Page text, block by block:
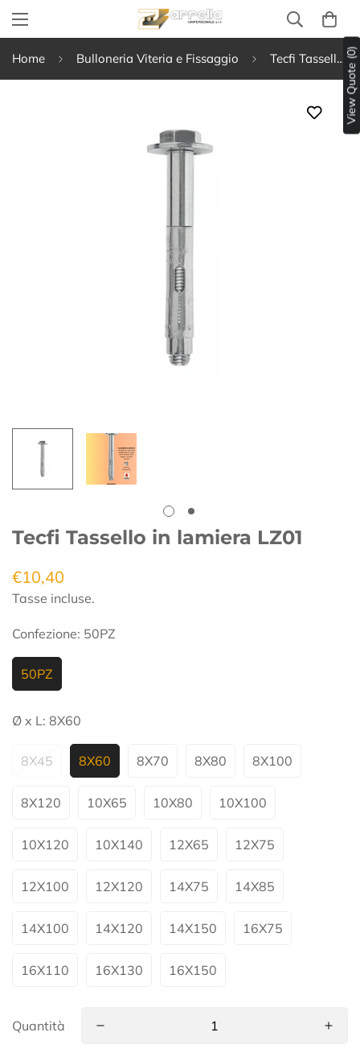
Home Bulloneria Viteria e Fissaggio Tecfi Tassello in lamiera LZ01
Tecfi Tassello in lamiera LZ01
Prezzo
regolare
€10,40
Tasse incluse.
Confezione: 50PZ
50PZ
Ø x L: 8X60
8X45 8X60 8X70 8X80 8X100
8X120 10X65 10X80 10X100
10X120 10X140 12X65 12X75
12X100 12X120 14X75 14X85
14X100 14X120 14X150 16X75
16X110 16X130 16X150
Quantità
View Quote (0)